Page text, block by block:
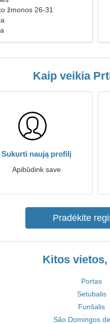
žmonos 26-31
Kaip veikia
Sukurti naują profilį
Apibūdink save
Pradėkite
Kitos
Portas
Setubalis
Funšalis
São Domingos